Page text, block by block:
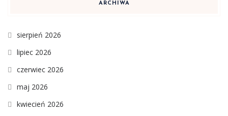
ARCHIWA
sierpień 2026
lipiec 2026
czerwiec 2026
maj 2026
kwiecień 2026